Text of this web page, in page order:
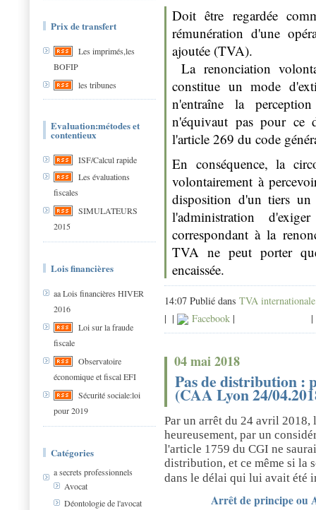
Prix de transfert
Les imprimés,les
BOFIP
les tribunes
Evaluation:métodes et
contentieux
ISF/Calcul rapide
Les évaluations
fiscales
SIMULATEURS
2015
Lois financières
aa Lois financières HIVER
2016
Loi sur la fraude
fiscale
Observatoire
économique et fiscal EFI
Sécurité sociale:loi
pour 2019
Catégories
a secrets professionnels
Avocat
Déontologie de l'avocat
Doit être regardée
rémunération d'une
ajoutée (TVA).
La renonciation
constitue un mode
n'entraîne la
n'équivaut pas pour ce
l'article 269 du code
En conséquence, la
volontairement à
disposition d'un tiers un
l'administration
correspondant à la
TVA ne peut porter
encaissée.
14:07 Publié dans TVA internationale
| | Facebook | |
04 mai 2018
Pas de distribution :
(CAA Lyon 24/
Par un arrêt du 24 avril
heureusement, par un
l'article 1759 du CGI ne
distribution, et ce même si la
dans le délai qui lui avait été
Arrêt de principe ou